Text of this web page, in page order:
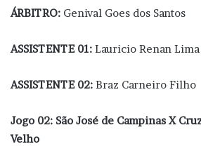
ÁRBITRO: Genival Goes dos Santos
ASSISTENTE 01: Lauricio Renan
ASSISTENTE 02: Braz Carneiro Filho
Jogo 02: São José de Campinas X
Velho